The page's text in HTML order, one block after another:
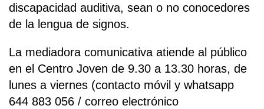
discapacidad auditiva, sean o no conocedores
de la lengua de signos.
La mediadora comunicativa atiende al público
en el Centro Joven de 9.30 a 13.30 horas, de
lunes a viernes (contacto móvil y whatsapp
644 883 056 / correo electrónico